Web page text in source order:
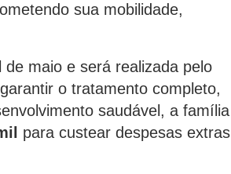
sua mobilidade,
maio e será realizada pelo
o tratamento completo,
saudável, a família
para custear despesas extras